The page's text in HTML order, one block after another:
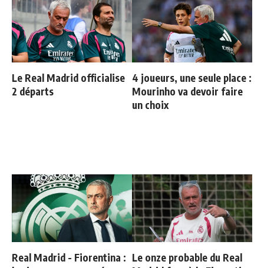
Le Real Madrid officialise
2 départs
4 joueurs, une seule place :
Mourinho va devoir faire
un choix
Real Madrid - Fiorentina : Le onze probable du Real